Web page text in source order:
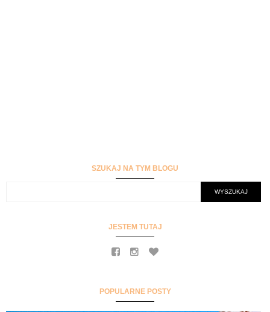
SZUKAJ NA TYM BLOGU
JESTEM TUTAJ
POPULARNE POSTY